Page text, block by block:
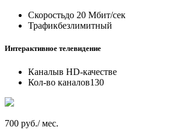
Скоростьдо 20 Мбит/сек
Трафикбезлимитный
Интерактивное телевидение
Каналыв HD-качестве
Кол-во каналов130
700 руб./ мес.